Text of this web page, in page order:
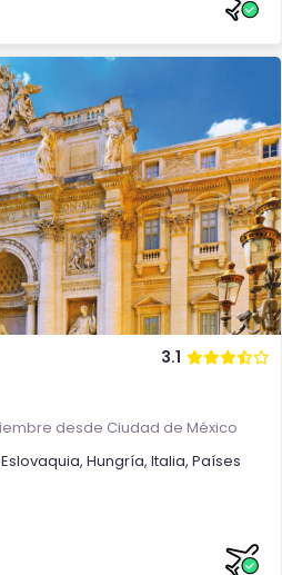
3.1
desde Ciudad de México
Eslovaquia, Hungría, Italia, Países